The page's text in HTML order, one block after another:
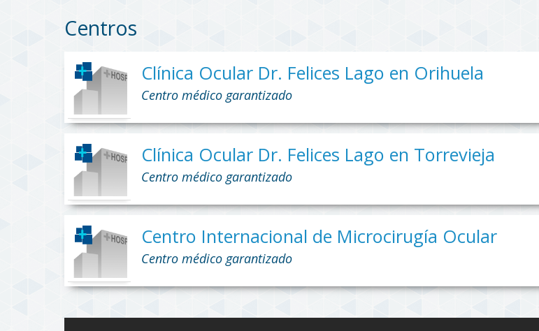
Centros
Clínica Ocular Dr. Felices Lago en Orihuela
Centro médico garantizado
Clínica Ocular Dr. Felices Lago en Torrevieja
Centro médico garantizado
Centro Internacional de Microcirugía Ocular
Centro médico garantizado